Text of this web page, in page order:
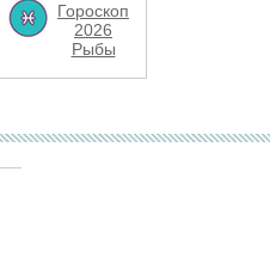
Гороскоп
2026
Рыбы